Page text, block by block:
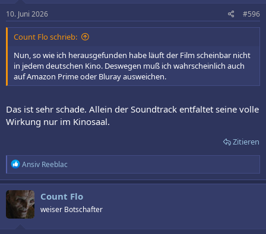
e
n
10. Juni 2026 #596
Count Flo schrieb:
Nun, so wie ich herausgefunden habe läuft der Film scheinbar nicht
in jedem deutschen Kino. Deswegen muß ich wahrscheinlich auch
auf Amazon Prime oder Bluray ausweichen.
Das ist sehr schade. Allein der Soundtrack entfaltet seine volle
Wirkung nur im Kinosaal.
Zitieren
R
e
a
k
t
i
o
Ansiv Reeblac
Count Flo
weiser Botschafter